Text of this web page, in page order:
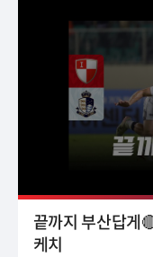
끝까지 부산답게
케치